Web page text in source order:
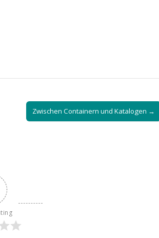
Zwischen Containern und Katalogen →